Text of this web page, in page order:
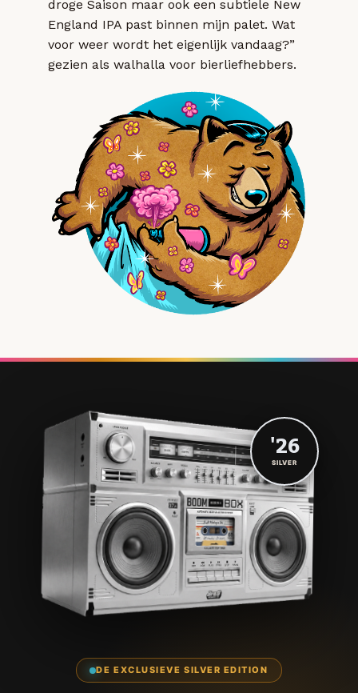
droge Saison maar ook een subtiele New
England IPA past binnen mijn palet. Wat
voor weer wordt het eigenlijk vandaag?”
gezien als walhalla voor bierliefhebbers.
DE EXCLUSIEVE SILVER EDITION
'26
SILVER